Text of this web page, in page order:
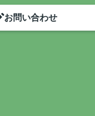
お問い合わせ